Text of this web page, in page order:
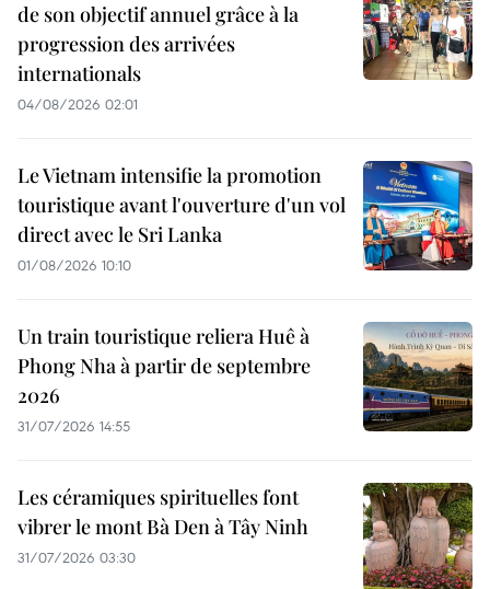
de son objectif annuel grâce à la
progression des arrivées
internationals
04/08/2026 02:01
Le Vietnam intensifie la promotion
touristique avant l'ouverture d'un vol
direct avec le Sri Lanka
01/08/2026 10:10
Un train touristique reliera Huê à
Phong Nha à partir de septembre
2026
31/07/2026 14:55
Les céramiques spirituelles font
vibrer le mont Bà Den à Tây Ninh
31/07/2026 03:30